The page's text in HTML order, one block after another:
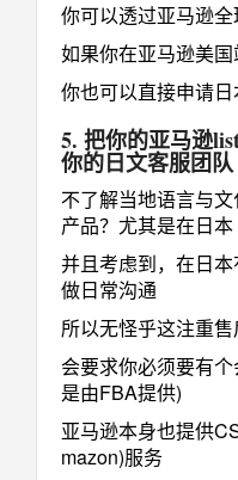
你可以透过亚马逊
如果你在亚马逊美
你也可以直接申请
5. 把你的亚马逊
你的日文客服团队
不了解当地语言与
产品？尤其是在日本
并且考虑到，在日
做日常沟通
所以无怪乎这注重
会要求你必须要有
是由FBA提供)
亚马逊本身也提供
mazon)服务